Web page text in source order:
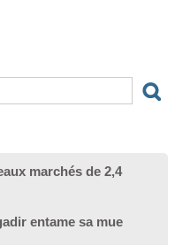
marchés de 2,4
entame sa mue